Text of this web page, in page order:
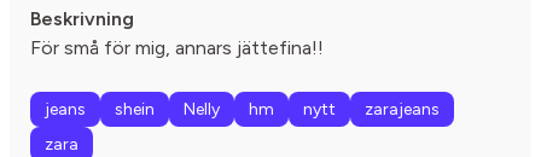
Beskrivning
För små för mig, annars jättefina!!
jeans shein Nelly hm nytt
zarajeans
zara